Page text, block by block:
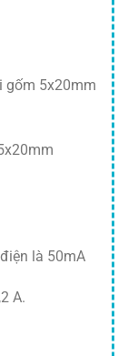
gốm 5x20mm
là 50mA
A.